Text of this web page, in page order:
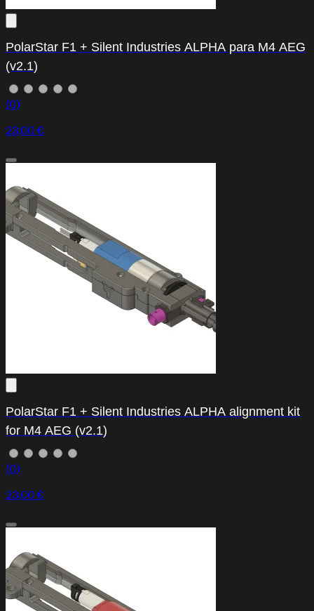
PolarStar F1 + Silent Industries ALPHA para M4 AEG
(v2.1)
(0)
23,00 €
PolarStar F1 + Silent Industries ALPHA alignment kit
for M4 AEG (v2.1)
(0)
23,00 €